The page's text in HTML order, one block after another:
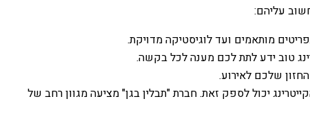
עליהם:
מותאמים ועד לוגיסטיקה מדויקת.
טוב ידע לתת לכם מענה לכל בקשה.
שלכם לאירוע.
יכול לספק זאת. חברת "תבלין בגן" מציעה מגוון רחב של